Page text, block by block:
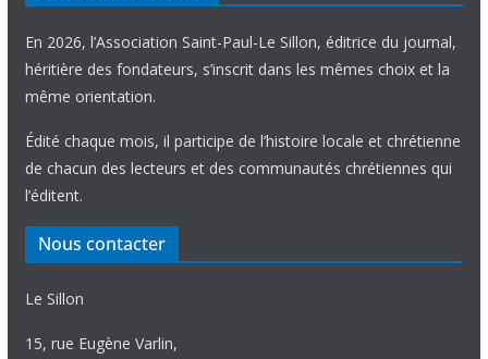
En 2026, l’Association Saint-Paul-Le Sillon, éditrice du journal,
héritière des fondateurs, s’inscrit dans les mêmes choix et la
même orientation.
Édité chaque mois, il participe de l’histoire locale et chrétienne
de chacun des lecteurs et des communautés chrétiennes qui
l’éditent.
Nous contacter
Le Sillon
15, rue Eugène Varlin,